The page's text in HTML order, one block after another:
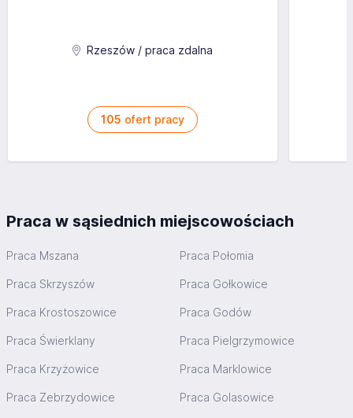
Aplikuj
Rzeszów / praca zdalna
105 ofert pracy
Praca w sąsiednich miejscowościach
Praca Mszana Praca Połomia
Praca Skrzyszów Praca Gołkowice
Praca Krostoszowice Praca Godów
Praca Świerklany Praca Pielgrzymowice
Praca Krzyżowice Praca Marklowice
Praca Zebrzydowice Praca Golasowice